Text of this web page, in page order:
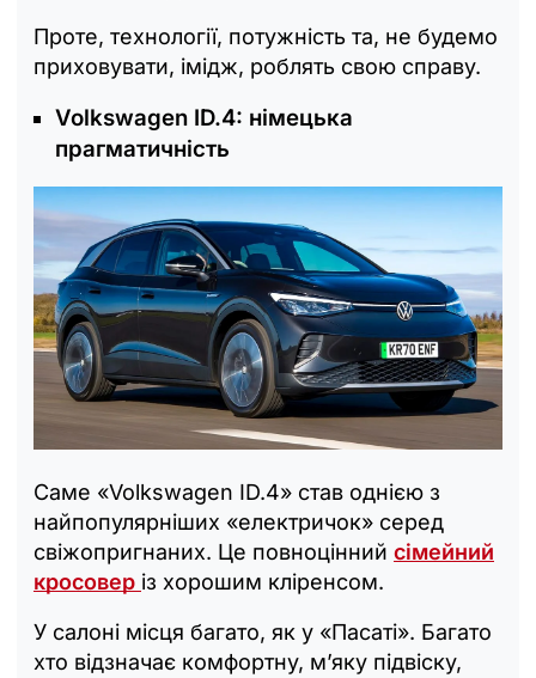
Проте, технології, потужність та, не будемо
приховувати, імідж, роблять свою справу.
Volkswagen ID.4: німецька
прагматичність
Саме «Volkswagen ID.4» став однією з
найпопулярніших «електричок» серед
свіжопригнаних. Це повноцінний сімейний
кросовер із хорошим кліренсом.
У салоні місця багато, як у «Пасаті». Багато
хто відзначає комфортну, м’яку підвіску,